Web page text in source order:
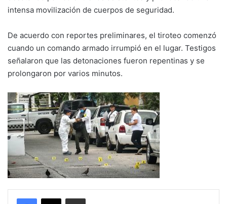
intensa movilización de cuerpos de seguridad.
De acuerdo con reportes preliminares, el tiroteo comenzó
cuando un comando armado irrumpió en el lugar. Testigos
señalaron que las detonaciones fueron repentinas y se
prolongaron por varios minutos.
Compartir por correo electrónico